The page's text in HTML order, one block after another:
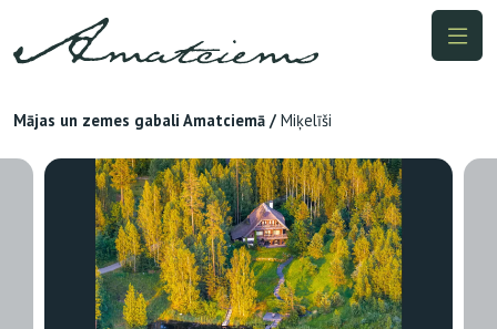
Mājas un zemes gabali Amatciemā / Miķelīši